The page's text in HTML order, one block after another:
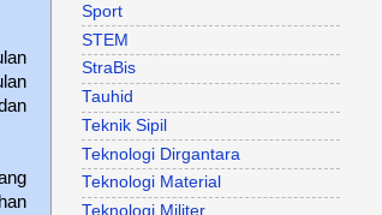
Sport
STEM
StraBis
Tauhid
Teknik Sipil
Teknologi Dirgantara
Teknologi Material
Teknologi Militer